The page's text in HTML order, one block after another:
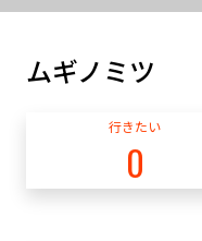
ムギノミツ
行きたい
0